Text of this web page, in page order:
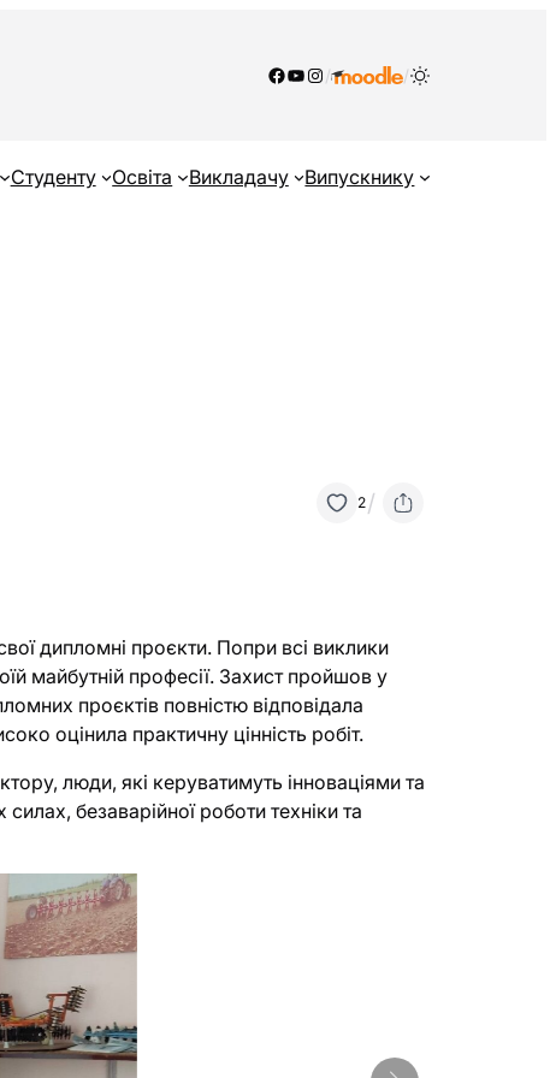
Facebook
YouTube
Instagram
/ /
Студенту Освіта Викладачу Випускнику
2/
дипломні проєкти. Попри всі виклики
майбутній професії. Захист пройшов у
проєктів повністю відповідала
оцінила практичну цінність робіт.
люди, які керуватимуть інноваціями та
безаварійної роботи техніки та